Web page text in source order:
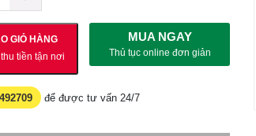
GIỎ HÀNG
tiền tận nơi
MUA NGAY
Thủ tục online đơn giản
để được tư vấn 24/7